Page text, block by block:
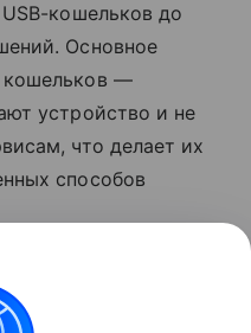
кошельков до
Основное
кошельков —
устройство и не
что делает их
способов